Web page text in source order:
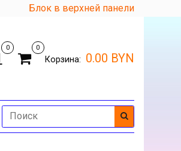
Блок в верхней панели
0 0
Корзина: 0.00 BYN